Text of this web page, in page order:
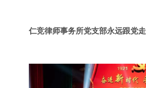
仁竞律师事务所党支部永远跟党走